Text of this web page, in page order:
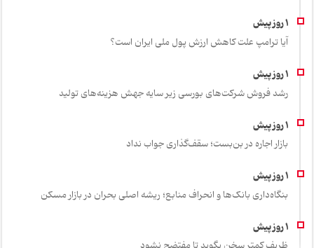
آیا ترامپ علت کاهش ارزش پول ملی ایران است؟
رشد فروش شرکت‌های بورسی زیر سایه جهش هزینه‌های تولید
بازار اجاره در بن‌بست؛ سقف‌گذاری جواب نداد
بنگاه‌داری بانک‌ها و انحراف منابع؛ ریشه اصلی بحران در بازار مسکن